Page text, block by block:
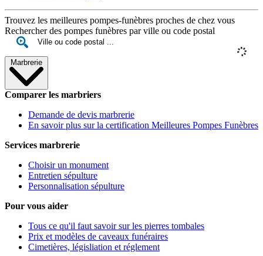
Trouvez les meilleures pompes-funèbres proches de chez vous
Rechercher des pompes funèbres par ville ou code postal
Marbrerie
Comparer les marbriers
Demande de devis marbrerie
En savoir plus sur la certification Meilleures Pompes Funèbres
Services marbrerie
Choisir un monument
Entretien sépulture
Personnalisation sépulture
Pour vous aider
Tous ce qu'il faut savoir sur les pierres tombales
Prix et modèles de caveaux funéraires
Cimetières, législiation et réglement